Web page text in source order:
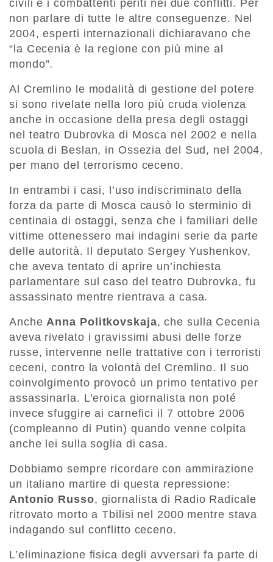
civili e i combattenti periti nei due conflitti. Per
non parlare di tutte le altre conseguenze. Nel
2004, esperti internazionali dichiaravano che
“la Cecenia è la regione con più mine al
mondo”.
Al Cremlino le modalità di gestione del potere
si sono rivelate nella loro più cruda violenza
anche in occasione della presa degli ostaggi
nel teatro Dubrovka di Mosca nel 2002 e nella
scuola di Beslan, in Ossezia del Sud, nel 2004,
per mano del terrorismo ceceno.
In entrambi i casi, l’uso indiscriminato della
forza da parte di Mosca causò lo sterminio di
centinaia di ostaggi, senza che i familiari delle
vittime ottenessero mai indagini serie da parte
delle autorità. Il deputato Sergey Yushenkov,
che aveva tentato di aprire un’inchiesta
parlamentare sul caso del teatro Dubrovka, fu
assassinato mentre rientrava a casa.
AncheAnna Politkovskaja, che sulla Cecenia
aveva rivelato i gravissimi abusi delle forze
russe, intervenne nelle trattative con i terroristi
ceceni, contro la volontà del Cremlino. Il suo
coinvolgimento provocò un primo tentativo per
assassinarla. L’eroica giornalista non poté
invece sfuggire ai carnefici il 7 ottobre 2006
(compleanno di Putin) quando venne colpita
anche lei sulla soglia di casa.
Dobbiamo sempre ricordare con ammirazione
un italiano martire di questa repressione:
Antonio Russo, giornalista di Radio Radicale
ritrovato morto a Tbilisi nel 2000 mentre stava
indagando sul conflitto ceceno.
L’eliminazione fisica degli avversari fa parte di